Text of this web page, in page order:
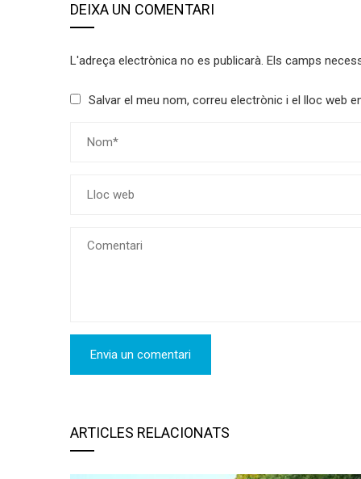
DEIXA UN COMENTARI
L'adreça electrònica no es publicarà. Els camps
Salvar el meu nom, correu electrònic i el lloc web
ARTICLES RELACIONATS